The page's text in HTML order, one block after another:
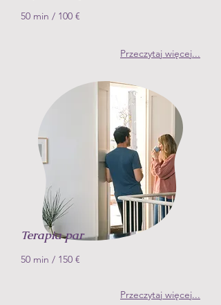
50 min / 100 €
Przeczytaj więcej...
Terapia par
50 min / 150 €
Przeczytaj więcej...